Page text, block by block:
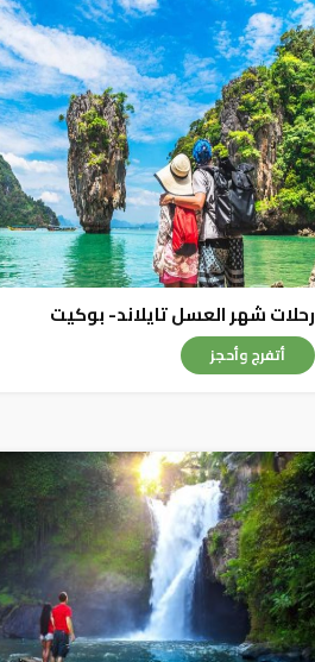
رحلات شهر العسل تايلاند- بوكيت
أتفرج وأحجز